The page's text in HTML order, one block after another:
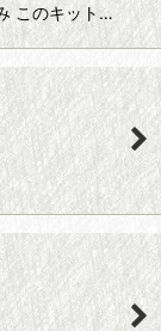
このキット…